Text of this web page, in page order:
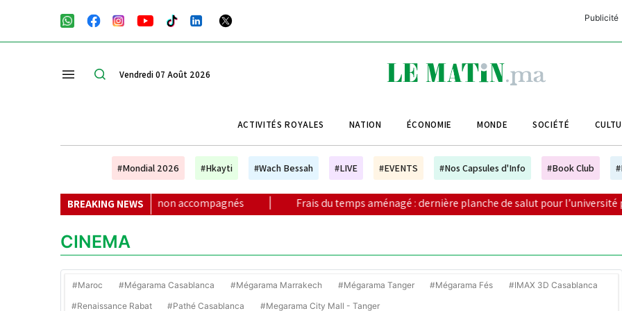
Publicité
Vendredi 07 Août 2026
ACTIVITÉS ROYALES NATION ÉCONOMIE MONDE SOCIÉTÉ
#Mondial 2026 #Hkayti #Wach Bessah #LIVE #EVENTS #Nos Capsules d'Info #Book Club
BREAKING NEWS
mineurs non accompagnés | Frais du temps aménagé : dernière planche de salut pour l’université publique, ou
CINEMA
#Maroc #Mégarama Casablanca #Mégarama Marrakech #Mégarama Tanger #Mégarama Fés #IMAX 3D Casablanca
#Renaissance Rabat #Pathé Casablanca #Megarama City Mall - Tanger